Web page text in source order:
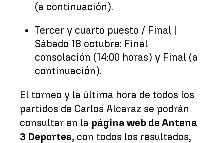
(a continuación).
Tercer y cuarto puesto / Final |
Sábado 18 octubre: Final
consolación (14:00 horas) y Final (a
continuación).
El torneo y la última hora de todos los
partidos de Carlos Alcaraz se podrán
consultar en la página web de Antena
3 Deportes, con todos los resultados,